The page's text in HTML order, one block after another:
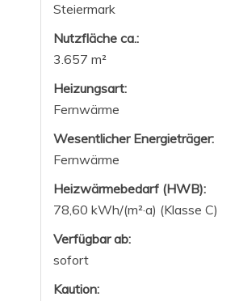
Steiermark
Nutzfläche ca.:
3.657 m²
Heizungsart:
Fernwärme
Wesentlicher Energieträger:
Fernwärme
Heizwärmebedarf (HWB):
78,60 kWh/(m²·a) (Klasse C)
Verfügbar ab:
sofort
Kaution: